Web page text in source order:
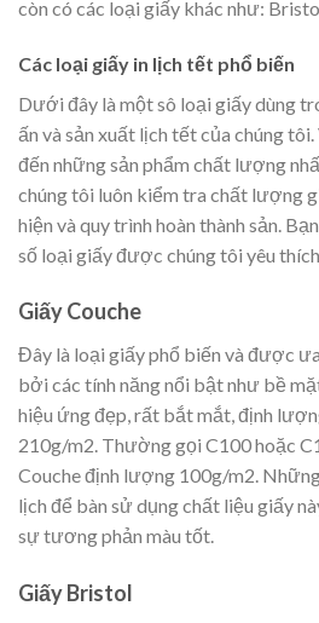
còn có các loại giấy khác như:
Các loại giấy in lịch tết phổ biến
Dưới đây là một sô loại giấy dùng
ấn và sản xuất lịch tết của chúng
đến những sản phẩm chất lượng
chúng tôi luôn kiểm tra chất lượng
hiện và quy trình hoàn thành sản.
số loại giấy được chúng tôi yêu thích
Giấy Couche
Đây là loại giấy phổ biến và được
bởi các tính năng nổi bật như bề
hiệu ứng đẹp, rất bắt mắt, định
210g/m2. Thường gọi C100 hoặc
Couche định lượng 100g/m2.
lịch để bàn sử dụng chất liệu giấy
sự tương phản màu tốt.
Giấy Bristol